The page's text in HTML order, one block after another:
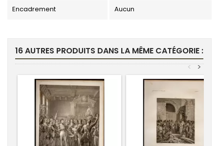
Encadrement Aucun
16 AUTRES PRODUITS DANS LA MÊME CATÉGORIE :
>
<